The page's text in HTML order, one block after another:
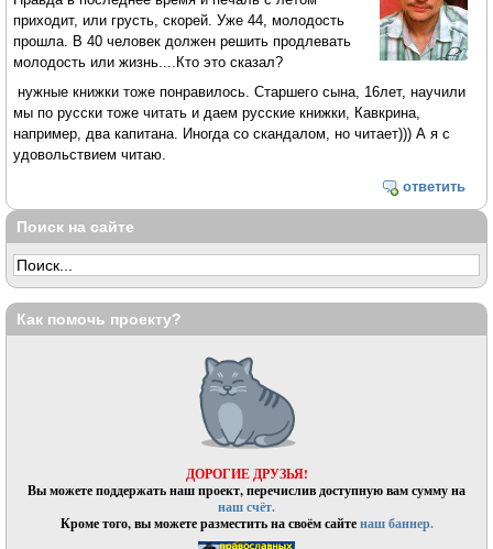
приходит, или грусть, скорей. Уже 44, молодость
прошла. В 40 человек должен решить продлевать
молодость или жизнь....Кто это сказал?
нужные книжки тоже понравилось. Старшего сына, 16лет, научили
мы по русски тоже читать и даем русские книжки, Кавкрина,
например, два капитана. Иногда со скандалом, но читает))) А я с
удовольствием читаю.
ответить
Поиск на сайте
Как помочь проекту?
ДОРОГИЕ ДРУЗЬЯ!
Вы можете поддержать наш проект, перечислив доступную вам сумму на
наш счёт.
Кроме того, вы можете разместить на своём сайтенаш баннер.